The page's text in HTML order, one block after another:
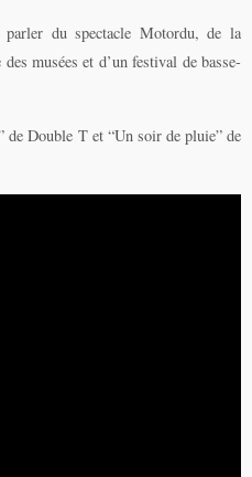
du spectacle Motordu, de la
musées et d’un festival de basse-
de Double T et “Un soir de pluie” de